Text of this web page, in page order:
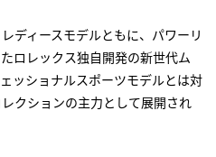
ディースモデルともに、パワーリ
ロレックス独自開発の新世代ム
ッショナルスポーツモデルとは対
クションの主力として展開され